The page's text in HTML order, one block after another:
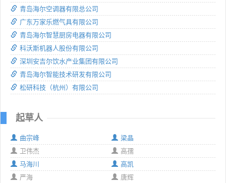
青岛海尔空调器有限总公司
广东万家乐燃气具有限公司
青岛海尔智慧厨房电器有限公司
科沃斯机器人股份有限公司
深圳安吉尔饮水产业集团有限公司
青岛海尔智能技术研发有限公司
松研科技（杭州）有限公司
起草人
曲宗峰
梁晶
卫伟杰
高孺
马海川
高凯
严海
唐辉